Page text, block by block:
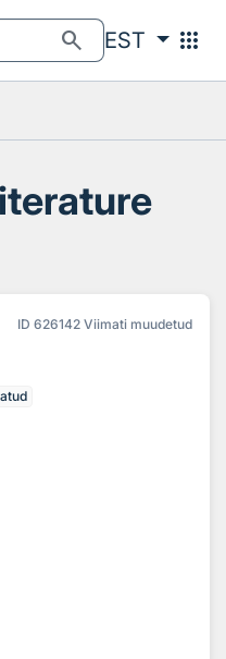
search EST apps
ID 626142 Viimati muudetud